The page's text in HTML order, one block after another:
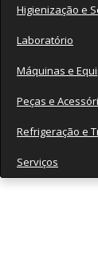
Higienização e
Laboratório
Máquinas e
Peças e
Refrigeração e
Serviços